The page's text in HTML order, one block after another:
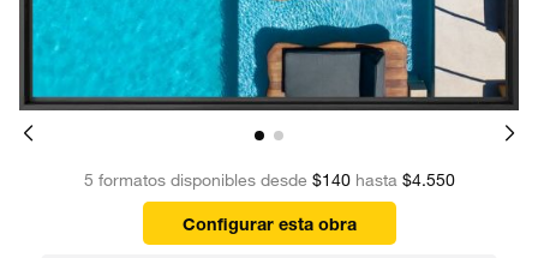
5 formatos disponibles desde $140hasta $4.550
Configurar esta obra